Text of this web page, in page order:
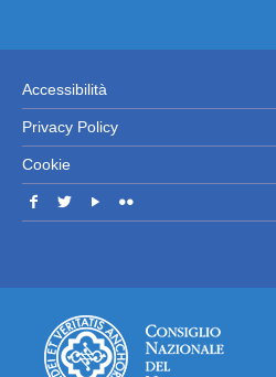
Accessibilità
Privacy Policy
Cookie